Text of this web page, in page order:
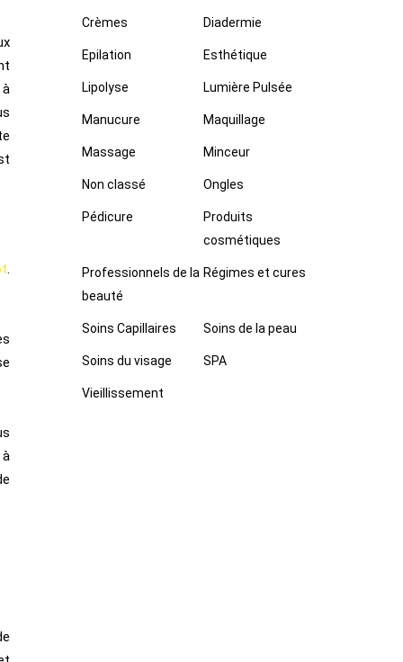
.
Crèmes Diadermie
Epilation Esthétique
Lipolyse Lumière Pulsée
Manucure Maquillage
Massage Minceur
Non classé Ongles
Pédicure
Produits
cosmétiques
Professionnels de la
beauté
Régimes et cures
Soins Capillaires Soins de la peau
Soins du visage SPA
Vieillissement